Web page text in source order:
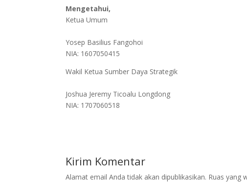
Mengetahui,
Ketua Umum
Yosep Basilius Fangohoi
NIA: 1607050415
Wakil Ketua Sumber Daya Strategik
Joshua Jeremy Ticoalu Longdong
NIA: 1707060518
Kirim Komentar
Alamat email Anda tidak akan dipublikasikan. Ruas yang